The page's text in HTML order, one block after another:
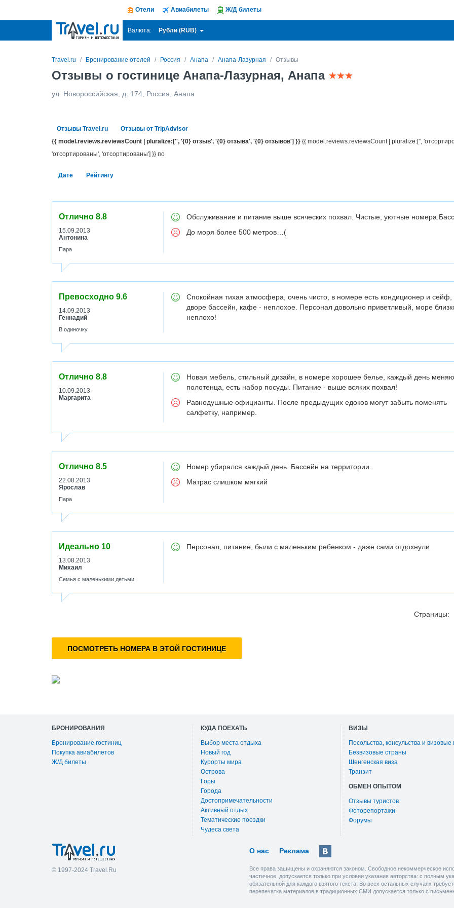
Отели Авиабилеты Ж/Д билеты
Валюта: Рубли (RUB)
Travel.ru Бронирование отелей Россия Анапа Анапа-Лазурная Отзывы
Отзывы о гостинице Анапа-Лазурная, Анапа
ул. Новороссийская, д. 174 Россия Анапа
Отзывы Travel.ru
Отзывы от TripAdvisor
{{ model.reviews.reviewsCount | pluralize:['', '{0} отзыв', '{0} отзыва', '{0} отзывов'] }} {{ model.reviews.reviewsCount | pluralize:['',
'отсортированы', 'отсортированы'] }} по
Дате Рейтингу
Отлично 8.8
15.09.2013
Антонина
Пара
Обслуживание и питание выше всяческих похвал. Чистые, уютные
До моря более 500 метров…(
Превосходно 9.6
14.09.2013
Геннадий
В одиночку
Спокойная тихая атмосфера, очень чисто, в номере есть кондиционер и сейф,
дворе бассейн, кафе - неплохое. Персонал довольно приветливый, море
неплохо!
Отлично 8.8
10.09.2013
Маргарита
Новая мебель, стильный дизайн, в номере хорошее белье, каждый день
полотенца, есть набор посуды. Питание - выше всяких похвал!
Равнодушные официанты. После предыдущих едоков могут забыть поменять
салфетку, например.
Отлично 8.5
22.08.2013
Ярослав
Пара
Номер убирался каждый день. Бассейн на территории.
Матрас слишком мягкий
Идеально 10
13.08.2013
Михаил
Семья с маленькими детьми
Персонал, питание, были с маленьким ребенком - даже сами отдохнули..
Страницы:
ПОСМОТРЕТЬ НОМЕРА В ЭТОЙ ГОСТИНИЦЕ
БРОНИРОВАНИЯ
Бронирование гостиниц
Покупка авиабилетов
Ж/Д билеты
КУДА ПОЕХАТЬ
Выбор места отдыха
Новый год
Курорты мира
Острова
Горы
Города
Достопримечательности
Активный отдых
Тематические поездки
Чудеса света
ВИЗЫ
Посольства, консульства и
Безвизовые страны
Шенгенская виза
Транзит
ОБМЕН ОПЫТОМ
Отзывы туристов
Фоторепортажи
Форумы
© 1997-2024 Travel.Ru
О нас Реклама
Все права защищены и охраняются законом. Свободное некоммерческое
частичное, допускается только при условии указания авторства: с полным
обязательной для каждого взятого текста. Во всех остальных случаях
перепечатка материалов в традиционных СМИ допускается только с